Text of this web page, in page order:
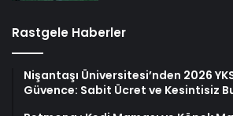
Rastgele Haberler
Nişantaşı Üniversitesi’nden 2026
Güvence: Sabit Ücret ve Kesintisiz